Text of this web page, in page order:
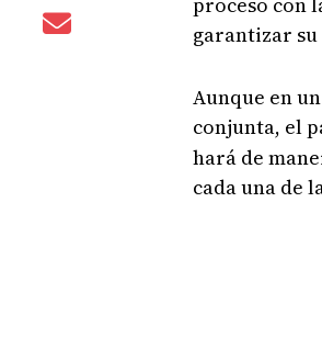
garantizar
Aunque en
conjunta, el
hará de
cada una de